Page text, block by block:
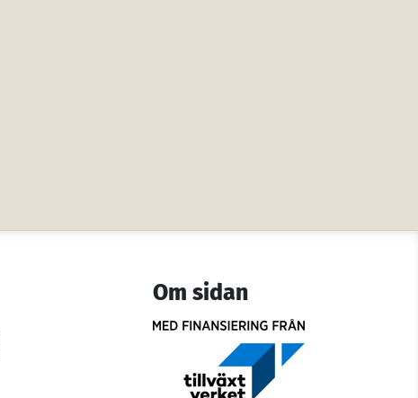
Om sidan